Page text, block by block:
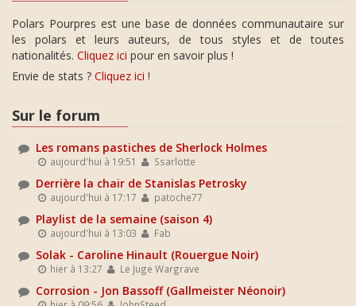
Polars Pourpres est une base de données communautaire sur
les polars et leurs auteurs, de tous styles et de toutes
nationalités. Cliquez ici pour en savoir plus !
Envie de stats ? Cliquez ici !
Sur le forum
Les romans pastiches de Sherlock Holmes
aujourd'hui à 19:51 Ssarlotte
Derrière la chair de Stanislas Petrosky
aujourd'hui à 17:17 patoche77
Playlist de la semaine (saison 4)
aujourd'hui à 13:03 Fab
Solak - Caroline Hinault (Rouergue Noir)
hier à 13:27 Le Juge Wargrave
Corrosion - Jon Bassoff (Gallmeister Néonoir)